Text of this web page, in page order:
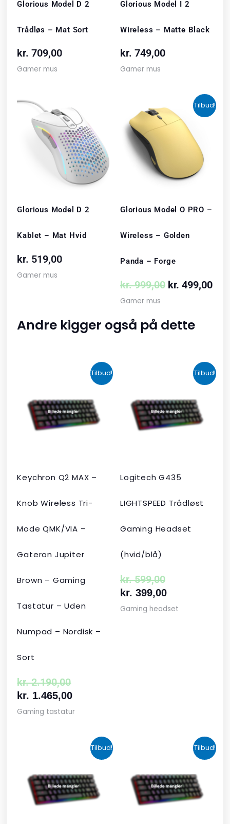
Glorious Model D 2
Trådløs – Mat Sort
kr. 709,00
Gamer mus
Glorious Model I 2
Wireless – Matte Black
kr. 749,00
Gamer mus
Glorious Model D 2
Kablet – Mat Hvid
kr. 519,00
Gamer mus
Tilbud!
Glorious Model O PRO –
Wireless – Golden
Panda – Forge
kr.999,00
oprindelige
kr. 999,00.
kr. 499,00
Den
Gamer mus
Andre kigger også på dette
Tilbud!
Keychron Q2 MAX –
Knob Wireless Tri-
Mode QMK/VIA –
Gateron Jupiter
Brown – Gaming
Tastatur – Uden
Numpad – Nordisk –
Sort
kr.2.190,00
oprindelige
pris
var:
kr. 2.190,00.
kr. 1.465,00
Den
aktuelle
pris
er:
kr. 1.465,00.
Gaming tastatur
Tilbud!
Logitech G435
LIGHTSPEED Trådløst
Gaming Headset
(hvid/blå)
kr.599,00
oprindelige
pris
var:
kr. 599,00.
kr. 399,00
aktuelle
pris
er:
kr. 399,00.
Gaming headset
Tilbud!
oprindelige
pris
var:
kr. 424,00.
aktuelle
pris
er:
kr. 349,00.
Tilbud!
oprindelige
pris
var:
kr.
aktuelle
pris
er:
kr. 679,00.